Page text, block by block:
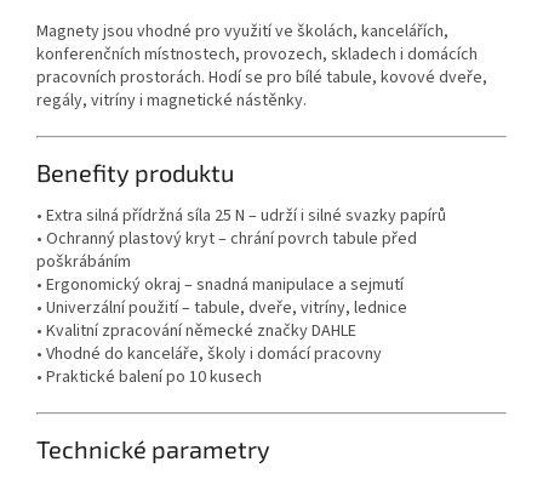
Magnety jsou vhodné pro využití ve školách, kancelářích,
konferenčních místnostech, provozech, skladech i domácích
pracovních prostorách. Hodí se pro bílé tabule, kovové dveře,
regály, vitríny i magnetické nástěnky.
Benefity produktu
• Extra silná přídržná síla 25 N – udrží i silné svazky papírů
• Ochranný plastový kryt – chrání povrch tabule před
poškrábáním
• Ergonomický okraj – snadná manipulace a sejmutí
• Univerzální použití – tabule, dveře, vitríny, lednice
• Kvalitní zpracování německé značky DAHLE
• Vhodné do kanceláře, školy i domácí pracovny
• Praktické balení po 10 kusech
Technické parametry